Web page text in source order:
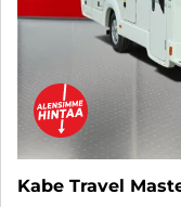
Kabe Travel